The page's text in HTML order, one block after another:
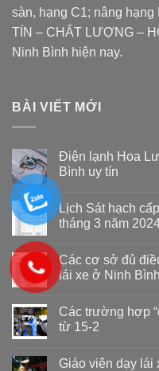
sàn, hạng C1; nâng
TÍN – CHẤT LƯỢNG –
Ninh Bình hiện nay.
BÀI VIẾT MỚI
Điện lạnh Hoa
Bình uy tín
Lịch Sát hạch
tháng 3 năm
Các cơ sở đủ
lái xe ở Ninh Bình
Các trường hợp
từ 15-2
Giáo viên dạy lái